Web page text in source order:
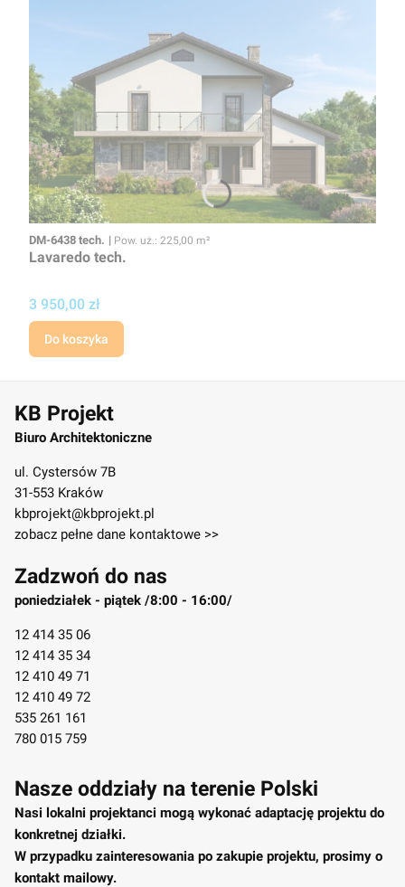
Kod
DM-6438 tech. Powierzchnia użytkowa
Pow. uż.: 225,00 m²
Lavaredo tech.
Cena
3 950,00 zł
Do koszyka
KB Projekt
Biuro Architektoniczne
ul. Cystersów 7B
31-553 Kraków
kbprojekt@kbprojekt.pl
zobacz pełne dane kontaktowe >>
Zadzwoń do nas
poniedziałek - piątek /8:00 - 16:00/
12 414 35 06
12 414 35 34
12 410 49 71
12 410 49 72
535 261 161
780 015 759
Nasze oddziały na terenie Polski
Nasi lokalni projektanci mogą wykonać adaptację projektu do
konkretnej działki.
W przypadku zainteresowania po zakupie projektu, prosimy o
kontakt mailowy.